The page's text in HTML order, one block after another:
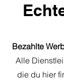
Bezahlte
Alle
die du hier